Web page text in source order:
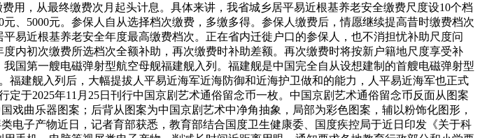
用，从最终缴费次月起头计息。具体来讲，我省城乡居平易近根基养老安全缴费尺度设10个档
、5000元。参保人自从选择档次缴费，多缴多得。参保人缴费后，情愿继续提高昔时缴费档次
易近根基养老安全年度最高缴费档次。正在省内迁徙户口的参保人，也不消担忧补助尺度问
内初次缴费所选档次全额补助，再次缴费时补助差额。再次缴费时将按新户籍地尺度享受补
国第一艘电磁弹射型航空母舰福建舰入列。福建舰是中国完全自从设想建制的首艘电磁弹射型
建舰入列后，大幅提拔人平易近海军近海防御和近海护卫做和的能力，人平易近海军也正式
于2025年11月25日刊行中国京剧艺术通俗留念币一枚。中国京剧艺术通俗留念币反面从图案
戏曲乐器图案；后背从图案为中国京剧艺术中净角抽象，局部为彩色图案，辅以粉饰化图形，
电子产物近日，记者育部获悉，教育部结合国度卫生健康委、国度疾控局于近日印发《关于科